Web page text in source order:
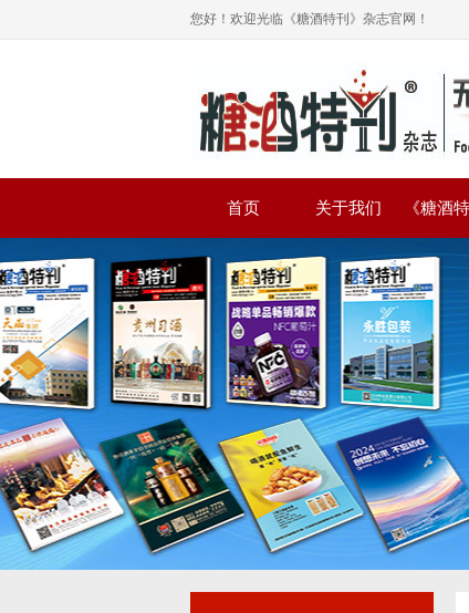
您好！欢迎光临《糖酒特刊》杂志官网！
首页 关于我们 《糖酒